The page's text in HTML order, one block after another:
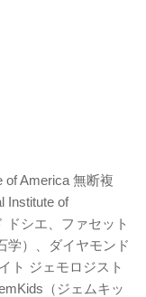
of America 無断複
Institute of
シエ、ファセット
学）、ダイヤモンド
ト ジェモロジスト
（ジェムキッ